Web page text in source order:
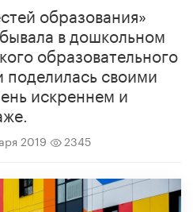
образования»
в дошкольном
образовательного
своими
искреннем и
2019 2345